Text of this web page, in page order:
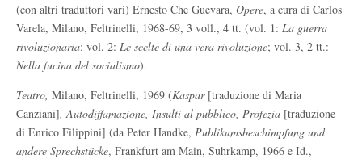
(con altri traduttori vari) Ernesto Che Guevara, Opere, a cura di Carlos
Varela, Milano, Feltrinelli, 1968-69, 3 voll., 4 tt. (vol. 1: La guerra
rivoluzionaria; vol. 2: Le scelte di una vera rivoluzione; vol. 3, 2 tt.:
Nella fucina del socialismo).
Teatro, Milano, Feltrinelli, 1969 (Kaspar [traduzione di Maria
Canziani], Autodiffamazione, Insulti al pubblico, Profezia [traduzione
di Enrico Filippini] (da Peter Handke, Publikumsbeschimpfung und
andere Sprechstücke, Frankfurt am Main, Suhrkamp, 1966 e Id.,